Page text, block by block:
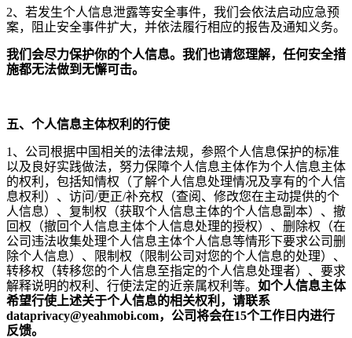
2、若发生个人信息泄露等安全事件，我们会依法启动应急预
案，阻止安全事件扩大，并依法履行相应的报告及通知义务。
我们会尽力保护你的个人信息。我们也请您理解，任何安全措
施都无法做到无懈可击。
五、个人信息主体权利的行使
1 、公司根据中国相关的法律法规，参照个人信息保护的标准
以及良好实践做法，努力保障个人信息主体作为个人信息主体
的权利，包括知情权（了解个人信息处理情况及享有的个人信
息权利）、访问/更正/补充权（查阅、修改您在主动提供的个
人信息）、复制权（获取个人信息主体的个人信息副本）、撤
回权（撤回个人信息主体个人信息处理的授权）、删除权（在
公司违法收集处理个人信息主体个人信息等情形下要求公司删
除个人信息）、限制权（限制公司对您的个人信息的处理）、
转移权（转移您的个人信息至指定的个人信息处理者）、要求
解释说明的权利、行使法定的近亲属权利等。 如个人信息主体
希望行使上述关于个人信息的相关权利，请联系
dataprivacy@yeahmobi.com，公司将会在15个工作日内进行
反馈。